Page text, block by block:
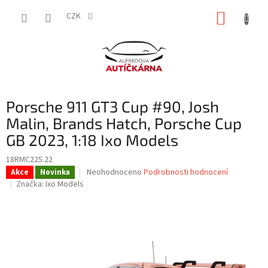
CZK
Porsche 911 GT3 Cup #90, Josh
Malin, Brands Hatch, Porsche Cup
GB 2023, 1:18 Ixo Models
18RMC225.22
Akce Novinka
Průměrné
Neohodnoceno Podrobnosti hodnocení
Značka: Ixo Models